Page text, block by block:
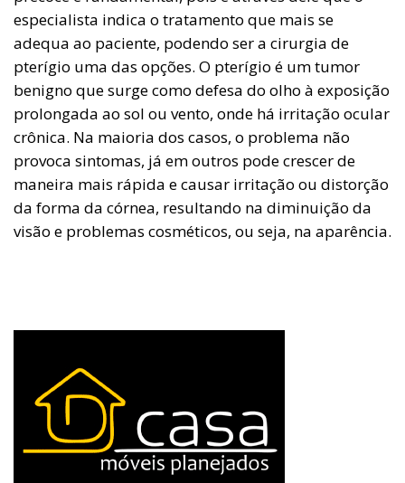
especialista indica o tratamento que mais se
adequa ao paciente, podendo ser a cirurgia de
pterígio uma das opções. O pterígio é um tumor
benigno que surge como defesa do olho à exposição
prolongada ao sol ou vento, onde há irritação ocular
crônica. Na maioria dos casos, o problema não
provoca sintomas, já em outros pode crescer de
maneira mais rápida e causar irritação ou distorção
da forma da córnea, resultando na diminuição da
visão e problemas cosméticos, ou seja, na aparência.